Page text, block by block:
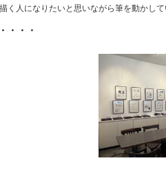
く人になりたいと思いながら筆を動かし
・・・